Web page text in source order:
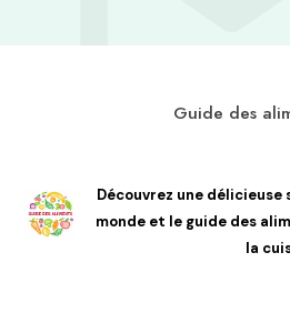
Guide des
Découvrez une
monde et le guide des
la